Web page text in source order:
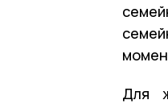
Для